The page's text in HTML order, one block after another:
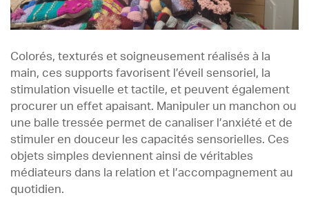
Colorés, texturés et soigneusement réalisés à la
main, ces supports favorisent l’éveil sensoriel, la
stimulation visuelle et tactile, et peuvent également
procurer un effet apaisant. Manipuler un manchon ou
une balle tressée permet de canaliser l’anxiété et de
stimuler en douceur les capacités sensorielles. Ces
objets simples deviennent ainsi de véritables
médiateurs dans la relation et l’accompagnement au
quotidien.